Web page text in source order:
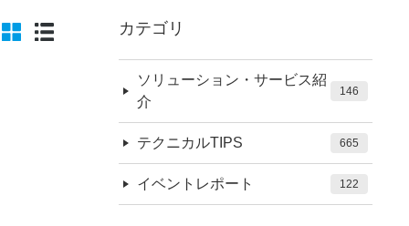
カテゴリ
ソリューション・サービス紹
介
146
テクニカルTIPS 665
イベントレポート 122